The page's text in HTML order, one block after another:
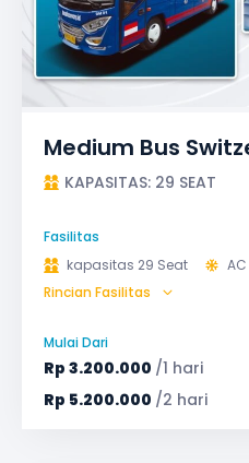
Medium Bus
KAPASITAS: 29 SEAT
Fasilitas
kapasitas 29 Seat
Bagasi
GPS
Safety Tools (P3K,
TV LED & Android System
Rincian Fasilitas
Mulai Dari
Rp 3.200.000 /1 hari
Rp 5.200.000 /2 hari